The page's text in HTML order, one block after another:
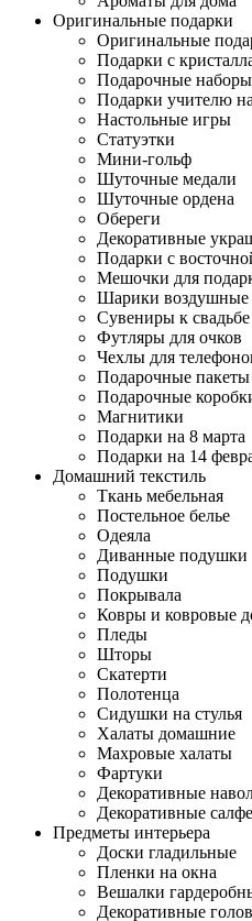
Оригинальные подарки
Оригинальные
Подарки с
Подарочные наборы
Подарки учителю
Настольные игры
Статуэтки
Мини-гольф
Шуточные медали
Шуточные ордена
Обереги
Декоративные
Подарки с
Мешочки для
Шарики воздушные
Сувениры к свадьбе
Футляры для очков
Чехлы для
Подарочные пакеты
Подарочные
Магнитики
Подарки на 8 марта
Подарки на 14
Домашний текстиль
Ткань мебельная
Постельное белье
Одеяла
Диванные подушки
Подушки
Покрывала
Ковры и ковровые
Пледы
Шторы
Скатерти
Полотенца
Сидушки на стулья
Халаты домашние
Махровые халаты
Фартуки
Декоративные
Декоративные
Предметы интерьера
Доски гладильные
Пленки на окна
Вешалки
Декоративные